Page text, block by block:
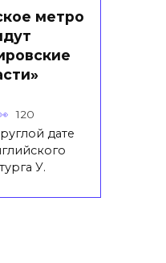
метро
120
дате
У.